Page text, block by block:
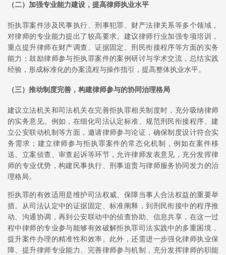
（二）加强专业能力建设，提高律师执业水平
拒执罪案件涉及民事执行、刑事犯罪、财产法律关系等多个领域，
对律师的专业能力提出了较高要求。建议律师行业加强专项培训，
重点提升律师在财产调查、证据固定、刑民衔接程序等方面的实务
能力；鼓励律师参与拒执罪案件的案例研讨与学术交流，总结实践
经验，形成标准化的办案流程与操作指引，提高整体执业水平。
（三）推动制度完善，构建律师参与的协同治理格局
建议立法机关和司法机关在完善拒执罪相关制度时，充分吸纳律师
的实务意见。例如，在细化司法认定标准、规范刑民衔接程序、建
立公安联动机制等方面，邀请律师参与论证，确保制度设计符合实
务需求；建立律师参与拒执罪案件的常态化机制，例如在案件移
送、立案侦查、审查起诉等环节，允许律师发表意见，充分发挥律
师的专业优势，构建民事执行、刑事追责与律师服务协同发力的治
理格局。
拒执罪的有效适用是维护司法权威、保障当事人合法权益的重要举
措。从司法认定中的证据固定、标准阐释，到刑民衔接中的程序推
动、沟通协调，再到公安联动中的侦查协助、信息共享，在这一过
程中律师的专业参与能够有效破解拒执罪司法实践中的多重困境，
提升案件办理的精准性和效率。此外，还需进一步强化律师执业保
障、提升律师专业能力、完善律师参与机制，充分发挥律师的职能